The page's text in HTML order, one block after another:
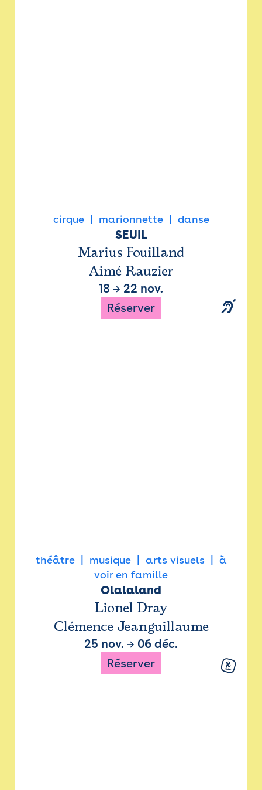
cirque marionnette danse
SEUIL
Marius Fouilland
Aimé Rauzier
18 → 22 nov.
Réserver
théâtre musique arts visuels
à
voir en famille
Olalaland
Lionel Dray
Clémence Jeanguillaume
25 nov. → 06 déc.
Réserver